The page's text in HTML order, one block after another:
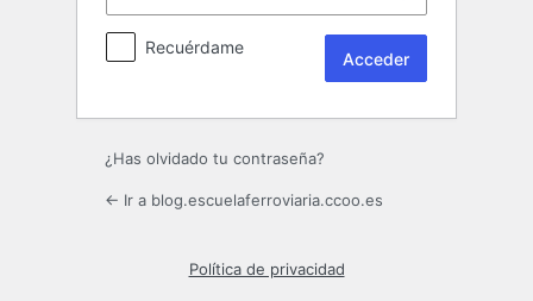
Recuérdame
¿Has olvidado tu contraseña?
← Ir a blog.escuelaferroviaria.ccoo.es
Política de privacidad